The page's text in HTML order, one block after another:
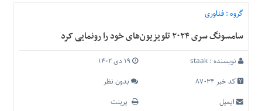
درباره
منوی
اصلی
خانه
گروه :فناوری
سامسونگ سری ۲۰۲۴ تلویزیون‌های خود را رونمایی کرد
نویسنده :staak
۱۹ دی ۱۴۰۲
کد خبر 87034
بدون نظر
ایمیل
پرینت